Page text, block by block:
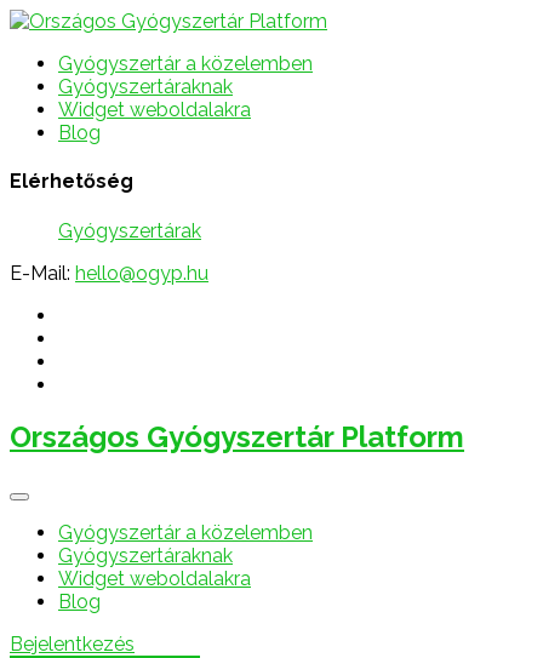
Gyógyszertár a közelemben
Gyógyszertáraknak
Widget weboldalakra
Blog
Elérhetőség
Gyógyszertárak
E-Mail: hello@ogyp.hu
Országos Gyógyszertár Platform
Gyógyszertár a közelemben
Gyógyszertáraknak
Widget weboldalakra
Blog
Bejelentkezés